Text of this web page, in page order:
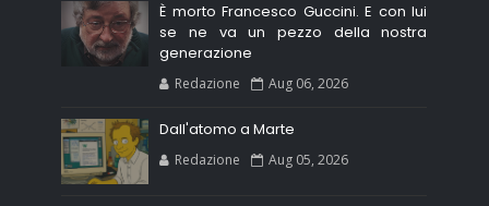
È morto Francesco Guccini. E con lui
se ne va un pezzo della nostra
generazione
Redazione Aug 06, 2026
Dall'atomo a Marte
Redazione Aug 05, 2026